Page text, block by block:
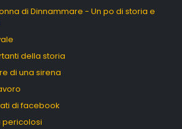
di Dinnammare - Un po di storia e
della storia
di una sirena
di facebook
pericolosi